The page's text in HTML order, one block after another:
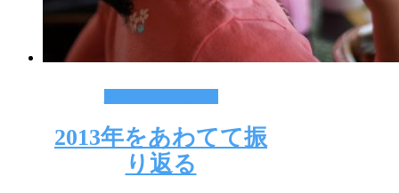
2013年をあわてて振
り返る